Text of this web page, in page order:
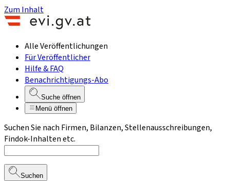
Zum Inhalt
Alle Veröffentlichungen
Für Veröffentlicher
Hilfe & FAQ
Benachrichtigungs-Abo
Suche öffnen
Menü öffnen
Suchen Sie nach Firmen, Bilanzen, Stellenausschreibungen,
Findok-Inhalten etc.
Suchen